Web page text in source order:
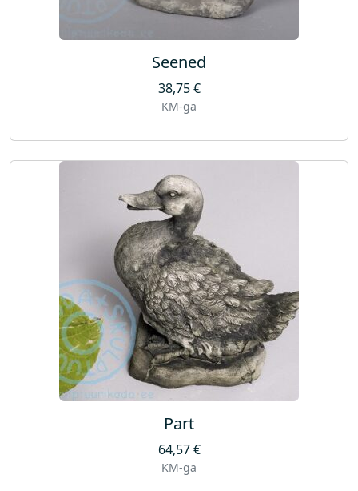
Seened
38,75€
KM-ga
Part
64,57€
KM-ga